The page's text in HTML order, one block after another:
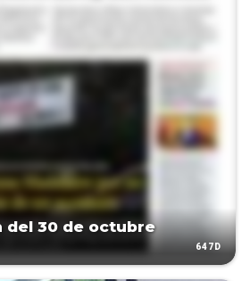
del 30 de octubre
647D